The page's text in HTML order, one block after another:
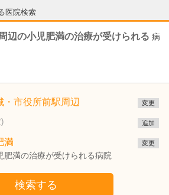
医院検索
辺の小児肥満の治療が受けられる 病
・市役所前駅周辺 変更
追加
満
肥満の治療が受けられる病院
変更
検索する